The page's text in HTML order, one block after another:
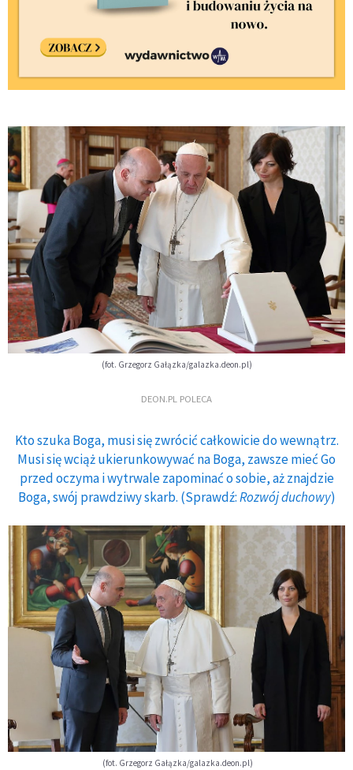
(fot. Grzegorz Gałązka/galazka.deon.pl)
DEON.PL POLECA
Kto szuka Boga, musi się zwrócić całkowicie do wewnątrz.
Musi się wciąż ukierunkowywać na Boga, zawsze mieć Go
przed oczyma i wytrwale zapominać o sobie, aż znajdzie
Boga, swój prawdziwy skarb. (Sprawdź:Rozwój duchowy)
(fot. Grzegorz Gałązka/galazka.deon.pl)